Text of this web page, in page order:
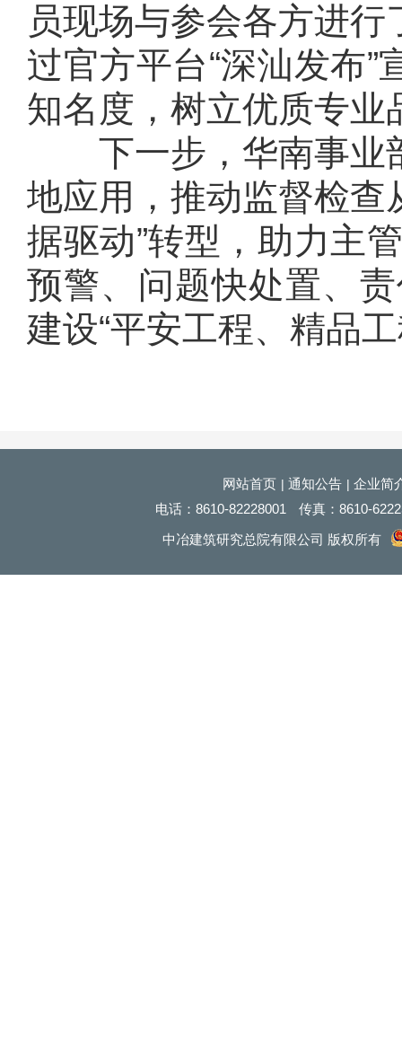
员现场与参会各方进
过官方平台“深汕发布
知名度，树立优质专业
下一步，华南事业
地应用，推动监督检查
据驱动”转型，助力主
预警、问题快处置、
建设“平安工程、精品
网站首页 |通知公告 |企业简
电话：8610-82228001 传真：8610-
中冶建筑研究总院有限公司 版权所有